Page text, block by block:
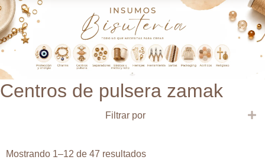
Centros de pulsera zamak
Filtrar por
Mostrando 1–12 de 47 resultadosOrdenado